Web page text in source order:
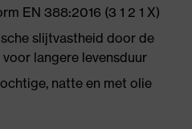
EN 388:2016 (3 1 2 1 X)
slijtvastheid door de
langere levensduur
natte en met olie